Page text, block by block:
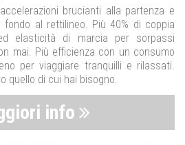
brucianti alla partenza e
al rettilineo. Più 40% di coppia
elasticità di marcia per sorpassi
mai. Più efficienza con un consumo
per viaggiare tranquilli e rilassati.
quello di cui hai bisogno.
info